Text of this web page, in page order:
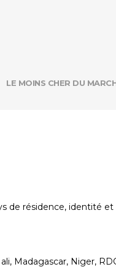
LE MOINS CHER DU
de résidence, identité
Madagascar, Niger,